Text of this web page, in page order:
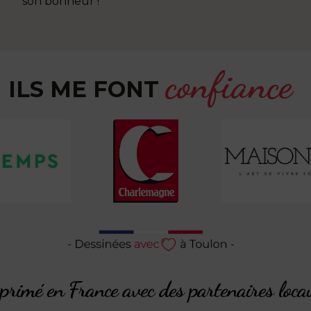
ILS ME FONT confiance
en France avec des partenaires